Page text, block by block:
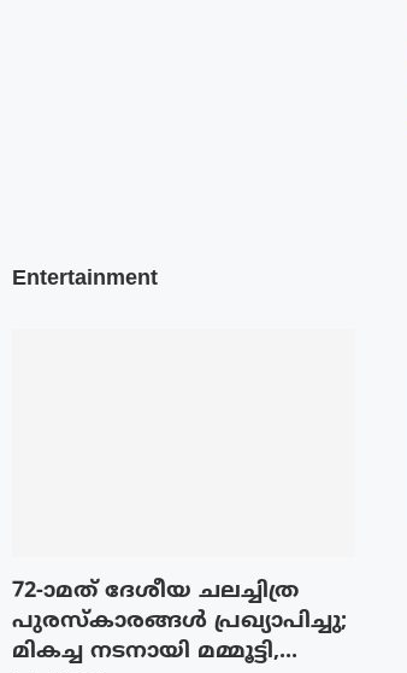
Entertainment
72-ാമത് ദേശീയ ചലച്ചിത്ര
പുരസ്‌കാരങ്ങള്‍ പ്രഖ്യാപിച്ചു;
മികച്ച നടനായി മമ്മൂട്ടി,...